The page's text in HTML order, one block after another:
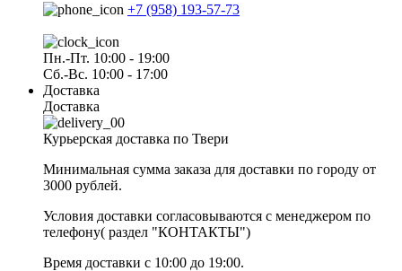
+7 (958) 193-57-73
Пн.-Пт. 10:00 - 19:00
Сб.-Вс. 10:00 - 17:00
Доставка
Доставка
Курьерская доставка по Твери
Минимальная сумма заказа для доставки по городу от
3000 рублей.
Условия доставки согласовываются с менеджером по
телефону( раздел "КОНТАКТЫ")
Время доставки с 10:00 до 19:00.